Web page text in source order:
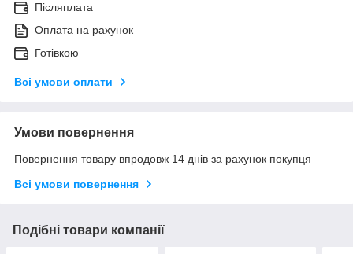
Післяплата
Оплата на рахунок
Готівкою
Всі умови оплати
Умови повернення
Повернення товару впродовж 14 днів за рахунок покупця
Всі умови повернення
Подібні товари компанії